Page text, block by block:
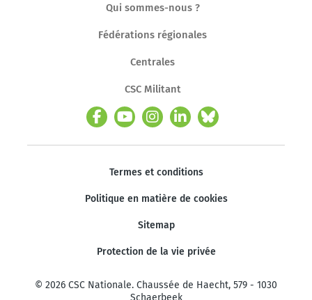
Qui sommes-nous ?
Fédérations régionales
Centrales
CSC Militant
Termes et conditions
Politique en matière de cookies
Sitemap
Protection de la vie privée
© 2026 CSC Nationale. Chaussée de Haecht, 579 - 1030
Schaerbeek